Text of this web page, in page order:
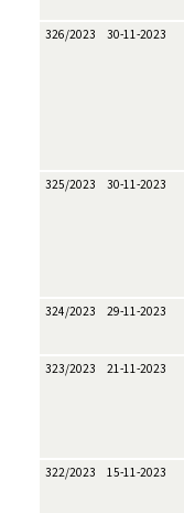
326/2023 30-11-2023
325/2023 30-11-2023
324/2023 29-11-2023
323/2023 21-11-2023
322/2023 15-11-2023